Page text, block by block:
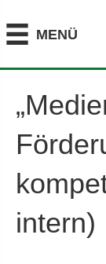
MENÜ
intern)